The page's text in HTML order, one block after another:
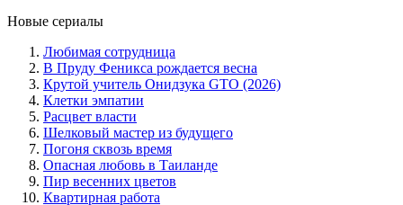
Новые сериалы
Любимая сотрудница
В Пруду Феникса рождается весна
Крутой учитель Онидзука GTO (2026)
Клетки эмпатии
Расцвет власти
Шелковый мастер из будущего
Погоня сквозь время
Опасная любовь в Таиланде
Пир весенних цветов
Квартирная работа